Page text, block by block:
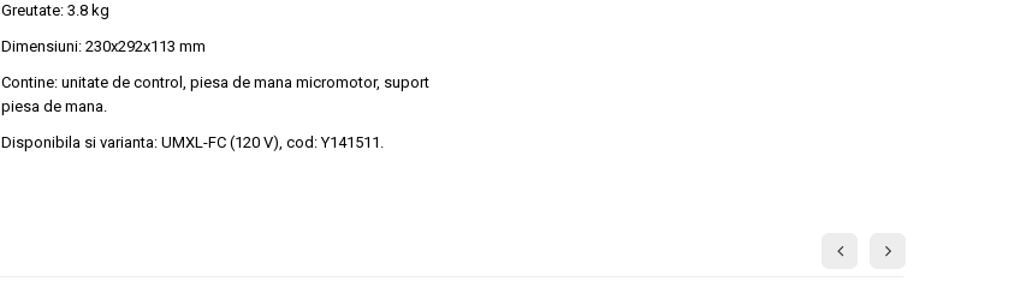
Greutate: 3.8 kg
Dimensiuni: 230x292x113 mm
Contine: unitate de control, piesa de mana micromotor, suport
piesa de mana.
Disponibila si varianta: UMXL-FC (120 V), cod: Y141511.